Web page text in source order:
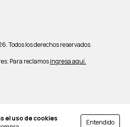
el uso de cookies
Entendido
Todos los derechos reservados.
Para reclamosingresa aquí.